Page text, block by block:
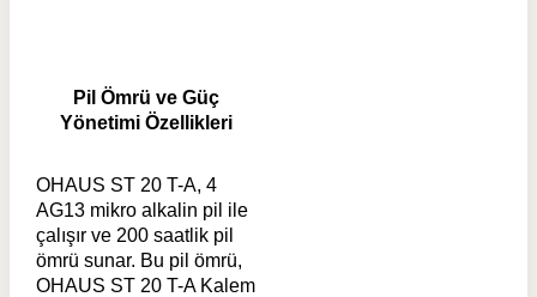
Pil Ömrü ve Güç
Yönetimi Özellikleri
OHAUS ST 20 T-A, 4
AG13 mikro alkalin pil ile
çalışır ve 200 saatlik pil
ömrü sunar. Bu pil ömrü,
OHAUS ST 20 T-A Kalem